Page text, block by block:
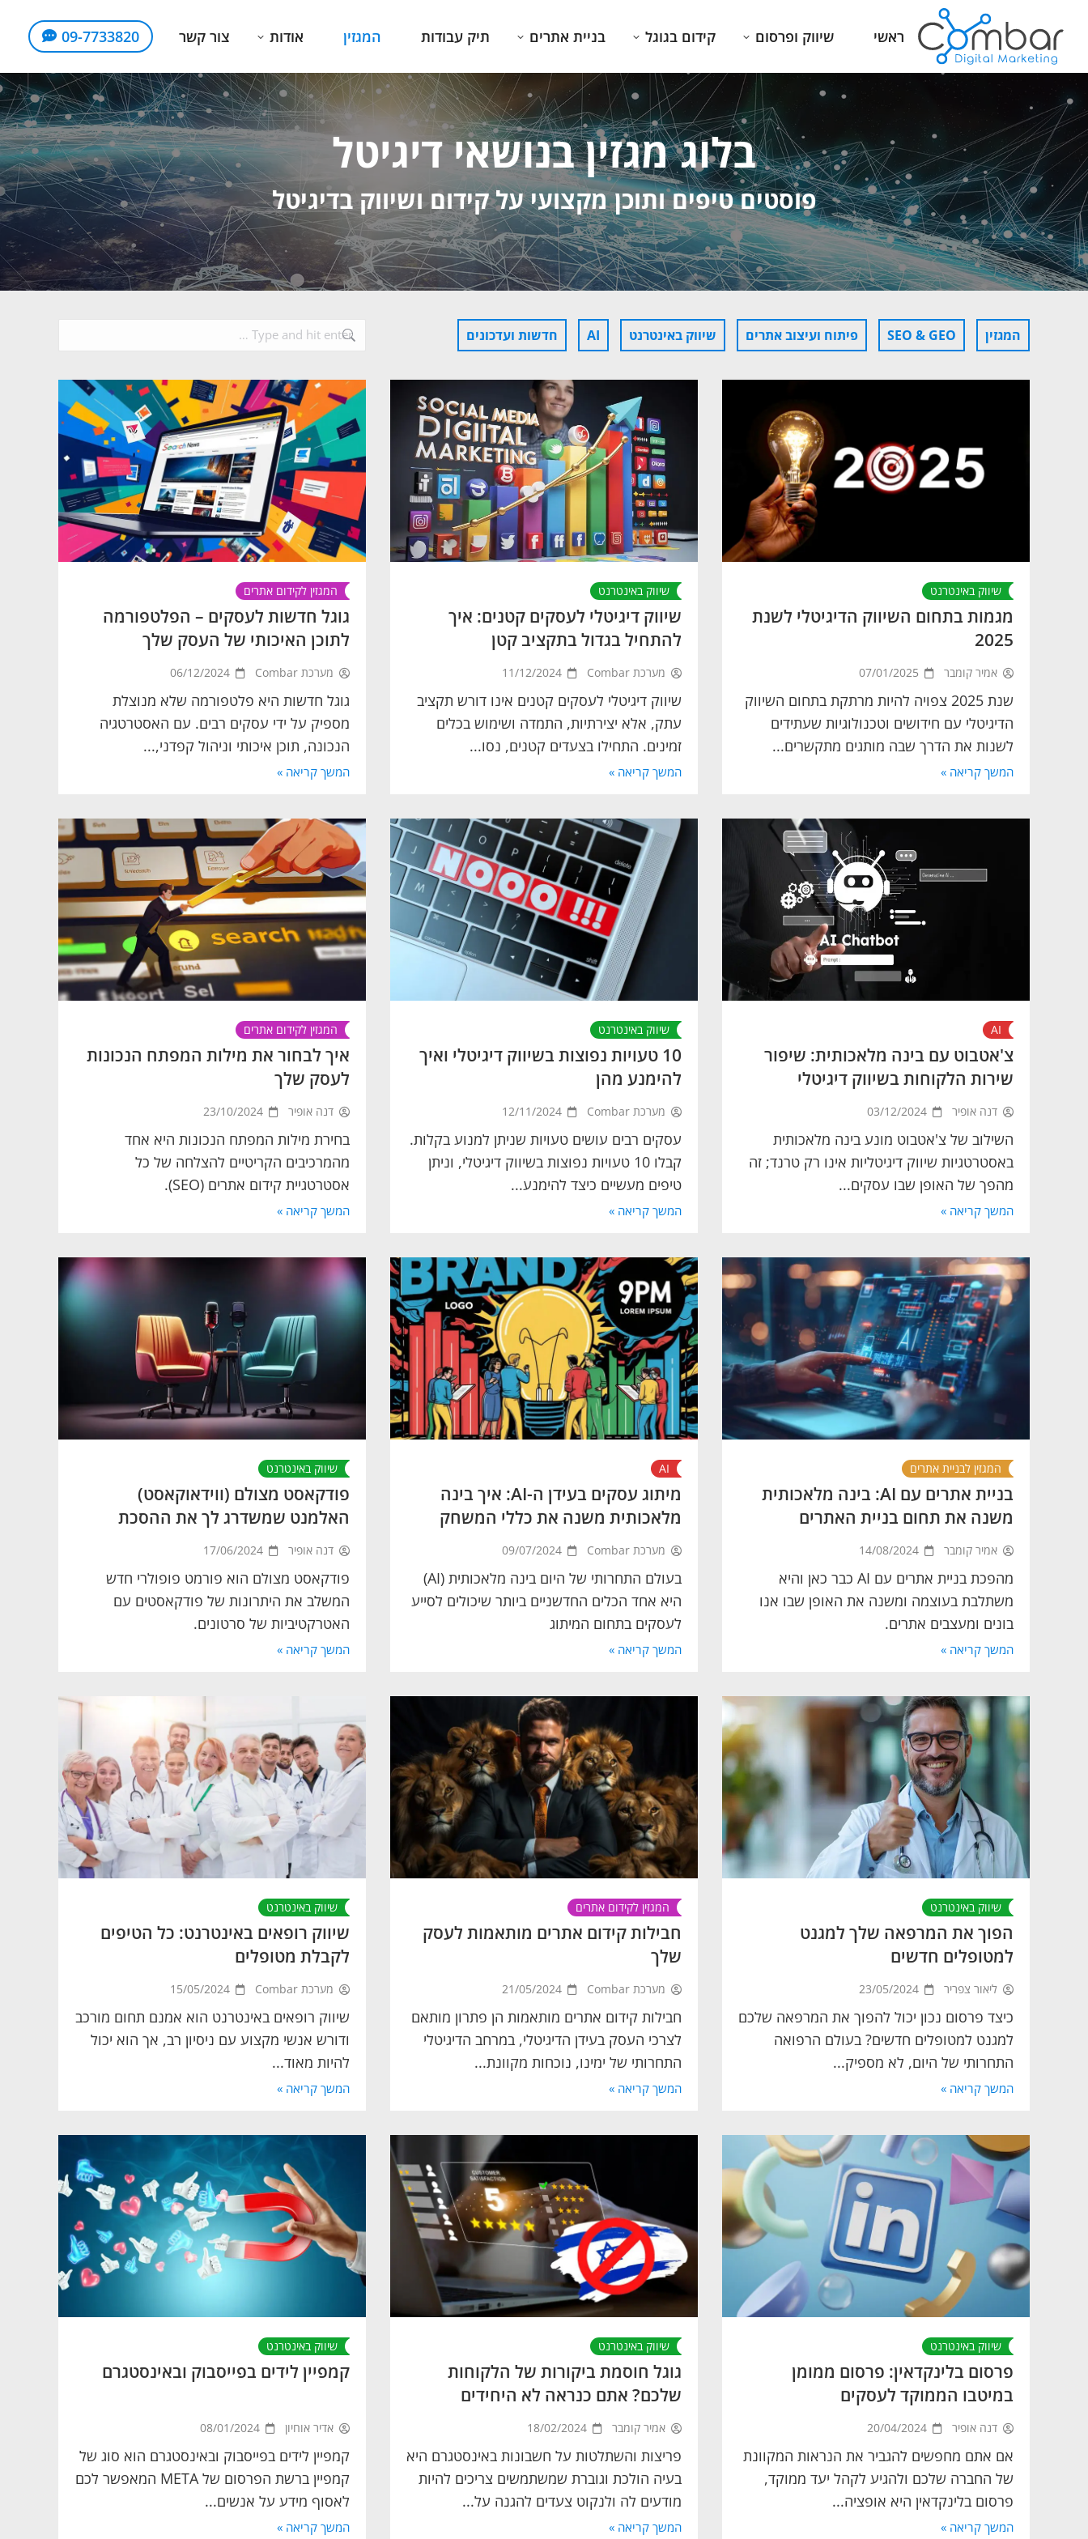
ראשי שיווק ופרסום קידום בגוגל בניית אתרים תיק עבודות המגזין אודות צור קשר 09-7733820
בלוג מגזין בנושאי דיגיטל
פוסטים טיפים ותוכן מקצועי על קידום ושיווק בדיגיטל
המגזין SEO & GEO פיתוח ועיצוב אתרים שיווק באינטרנט AI חדשות ועדכונים Search:
שיווק באינטרנט
מגמות בתחום השיווק הדיגיטלי לשנת
2025
אמיר קומבר 07/01/2025
שנת 2025 צפויה להיות מרתקת בתחום השיווק
הדיגיטלי עם חידושים וטכנולוגיות שעתידים
לשנות את הדרך שבה מותגים מתקשרים...
המשך קריאה »
שיווק באינטרנט
שיווק דיגיטלי לעסקים קטנים: איך
להתחיל בגדול בתקציב קטן
מערכת Combar 11/12/2024
שיווק דיגיטלי לעסקים קטנים אינו דורש תקציב
עתק, אלא יצירתיות, התמדה ושימוש בכלים
זמינים. התחילו בצעדים קטנים, נסו...
המשך קריאה »
המגזין לקידום אתרים
גוגל חדשות לעסקים – הפלטפורמה
לתוכן האיכותי של העסק שלך
מערכת Combar 06/12/2024
גוגל חדשות היא פלטפורמה שלא מנוצלת
מספיק על ידי עסקים רבים. עם האסטרטגיה
הנכונה, תוכן איכותי וניהול קפדני,...
המשך קריאה »
AI
צ'אטבוט עם בינה מלאכותית: שיפור
שירות הלקוחות בשיווק דיגיטלי
דנה אופיר 03/12/2024
השילוב של צ'אטבוט מונע בינה מלאכותית
באסטרטגיות שיווק דיגיטליות אינו רק טרנד; זה
מהפך של האופן שבו עסקים...
המשך קריאה »
שיווק באינטרנט
10 טעויות נפוצות בשיווק דיגיטלי ואיך
להימנע מהן
מערכת Combar 12/11/2024
עסקים רבים עושים טעויות שניתן למנוע בקלות.
קבלו 10 טעויות נפוצות בשיווק דיגיטלי, וניתן
טיפים מעשיים כיצד להימנע...
המשך קריאה »
המגזין לקידום אתרים
איך לבחור את מילות המפתח הנכונות
לעסק שלך
דנה אופיר 23/10/2024
בחירת מילות המפתח הנכונות היא אחד
מהמרכיבים הקריטיים להצלחה של כל
אסטרטגיית קידום אתרים (SEO).
המשך קריאה »
המגזין לבניית אתרים
בניית אתרים עם AI: בינה מלאכותית
משנה את תחום בניית האתרים
אמיר קומבר 14/08/2024
מהפכת בניית אתרים עם AI כבר כאן והיא
משתלבת בעוצמה ומשנה את האופן שבו אנו
בונים ומעצבים אתרים.
המשך קריאה »
AI
מיתוג עסקים בעידן ה-AI: איך בינה
מלאכותית משנה את כללי המשחק
מערכת Combar 09/07/2024
בעולם התחרותי של היום בינה מלאכותית (AI)
היא אחד הכלים החדשניים ביותר שיכולים לסייע
לעסקים בתחום המיתוג
המשך קריאה »
שיווק באינטרנט
פודקאסט מצולם (ווידאוקאסט)
האלמנט שמשדרג לך את ההסכת
דנה אופיר 17/06/2024
פודקאסט מצולם הוא פורמט פופולרי חדש
המשלב את היתרונות של פודקאסטים עם
האטרקטיביות של סרטונים.
המשך קריאה »
שיווק באינטרנט
הפוך את המרפאה שלך למגנט
למטופלים חדשים
ליאור צפריר 23/05/2024
כיצד פרסום נכון יכול להפוך את המרפאה שלכם
למגנט למטופלים חדשים? בעולם הרפואה
התחרותי של היום, לא מספיק...
המשך קריאה »
המגזין לקידום אתרים
חבילות קידום אתרים מותאמות לעסק
שלך
מערכת Combar 21/05/2024
חבילות קידום אתרים מותאמות הן פתרון מותאם
לצרכי העסק בעידן הדיגיטלי, במרחב הדיגיטלי
התחרותי של ימינו, נוכחות מקוונת...
המשך קריאה »
שיווק באינטרנט
שיווק רופאים באינטרנט: כל הטיפים
לקבלת מטופלים
מערכת Combar 15/05/2024
שיווק רופאים באינטרנט הוא אמנם תחום מורכב
ודורש אנשי מקצוע עם ניסיון רב, אך הוא יכול
להיות מאוד...
המשך קריאה »
שיווק באינטרנט
פרסום בלינקדאין: פרסום ממומן
במיטבו הממוקד לעסקים
דנה אופיר 20/04/2024
אם אתם מחפשים להגביר את הנראות המקוונת
של החברה שלכם ולהגיע לקהל יעד ממוקד,
פרסום בלינקדאין היא אופציה...
המשך קריאה »
שיווק באינטרנט
גוגל חוסמת ביקורות של הלקוחות
שלכם? אתם כנראה לא היחידים
אמיר קומבר 18/02/2024
פריצות והשתלטות על חשבונות באינסטגרם היא
בעיה הולכת וגוברת שמשתמשים צריכים להיות
מודעים לה ולנקוט צעדים להגנה על...
המשך קריאה »
שיווק באינטרנט
קמפיין לידים בפייסבוק ובאינסטגרם
אדיר אוחיון 08/01/2024
קמפיין לידים בפייסבוק ובאינסטגרם הוא סוג של
קמפיין ברשת הפרסום של META המאפשר לכם
לאסוף מידע על אנשים...
המשך קריאה »